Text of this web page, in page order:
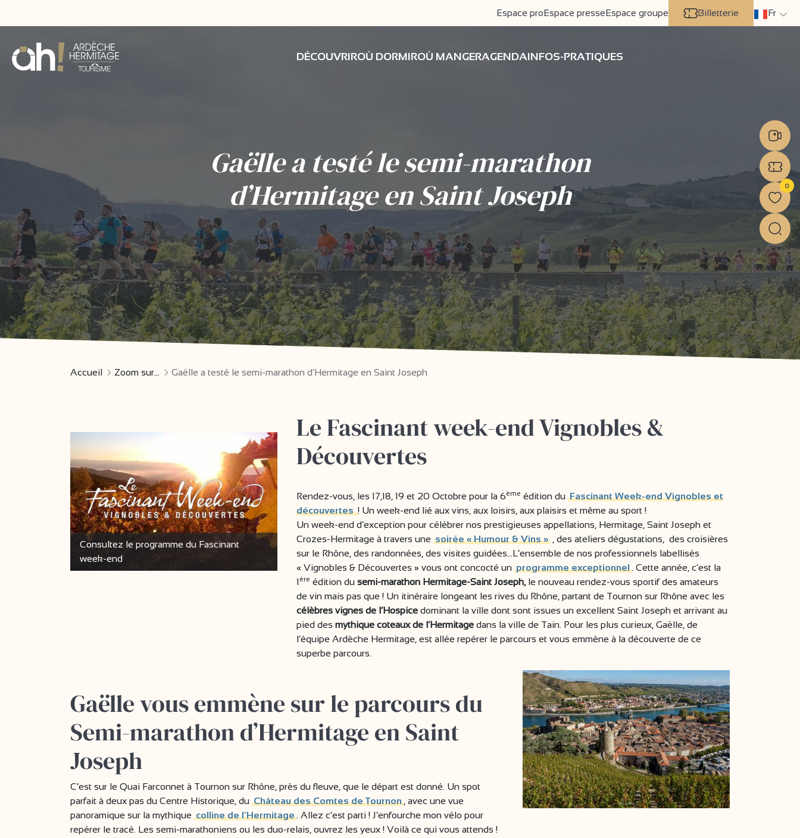
Espace proEspace presseEspace groupe Billetterie Fr
DÉCOUVRIROÙ DORMIROÙ MANGERAGENDAINFOS-PRATIQUES
Gaëlle a testé le semi-marathon
d’Hermitage en Saint Joseph
Accueil Zoom sur... Gaëlle a testé le semi-marathon d’Hermitage en Saint Joseph
Consultez le programme du Fascinant
week-end
Le Fascinant week-end Vignobles &
Découvertes
Rendez-vous, les 17,18, 19 et 20 Octobre pour la 6ème édition du Fascinant Week-end Vignobles et
découvertes! Un week-end lié aux vins, aux loisirs, aux plaisirs et même au sport !
Un week-end d’exception pour célébrer nos prestigieuses appellations, Hermitage, Saint Joseph et
Crozes-Hermitage à travers une soirée « Humour & Vins »
, des ateliers dégustations, des croisières
sur le Rhône, des randonnées, des visites guidées…L’ensemble de nos professionnels labellisés
« Vignobles & Découvertes » vous ont concocté un programme exceptionnel . Cette année, c’est la
1ère édition du semi-marathon Hermitage-Saint Joseph, le nouveau rendez-vous sportif des amateurs
de vin mais pas que ! Un itinéraire longeant les rives du Rhône, partant de Tournon sur Rhône avec les
célèbres vignes de l’Hospice dominant la ville dont sont issues un excellent Saint Joseph et arrivant au
pied des mythique coteaux de l’Hermitage dans la ville de Tain. Pour les plus curieux, Gaëlle, de
l’équipe Ardèche Hermitage, est allée repérer le parcours et vous emmène à la découverte de ce
superbe parcours.
Gaëlle vous emmène sur le parcours du
Semi-marathon d’Hermitage en Saint
Joseph
C’est sur le Quai Farconnet à Tournon sur Rhône, près du fleuve, que le départ est donné. Un spot
parfait à deux pas du Centre Historique, du Château des Comtes de Tournon , avec une vue
panoramique sur la mythique colline de l’Hermitage . Allez c’est parti ! J’enfourche mon vélo pour
repérer le tracé. Les semi-marathoniens ou les duo-relais, ouvrez les yeux ! Voilà ce qui vous attends !
0